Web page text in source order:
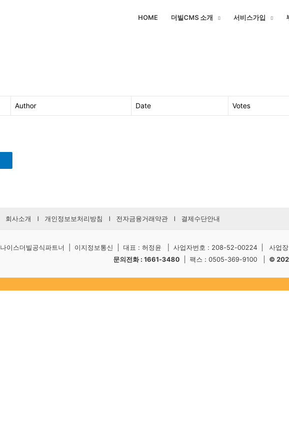
HOME 더빌CMS 소개 서비스가입
Author Date Votes
회사소개 I 개인정보보처리방침 I 전자금융거래약관 I 결제수단안내
나이스더빌공식파트너 | 이지정보통신 | 대표 : 허정윤 | 사업자번호 : 208-52-00224 | 사업장
문의전화 : 1661-3480 | 팩스 : 0505-369-9100 | ©